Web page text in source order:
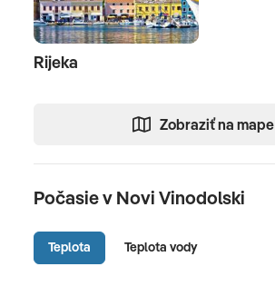
Rijeka
Zobraziť na mape
Počasie v Novi Vinodolski
Teplota Teplota vody